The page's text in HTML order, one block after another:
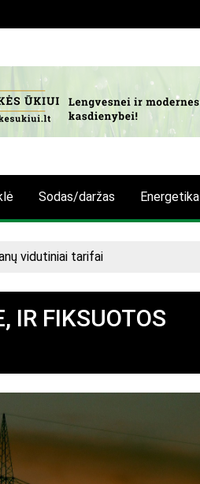
Sodas/daržas Energetika
vidutiniai tarifai
IR FIKSUOTOS